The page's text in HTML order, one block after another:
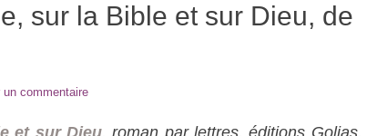
sur la Bible et sur Dieu, de
un commentaire
et sur Dieu, roman par lettres, éditions Golias,